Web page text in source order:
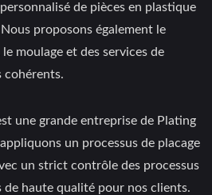
de pièces en plastique
proposons également le
moulage et des services de
cohérents.
une grande entreprise de Plating
un processus de placage
un strict contrôle des processus
haute qualité pour nos clients.